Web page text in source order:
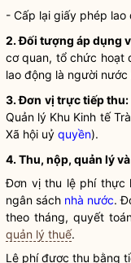
- Cấp lại giấy phép
2. Đối tượng áp dụng
cơ quan, tổ chức hoạt
lao động là người nước
3. Đơn vị trực tiếp thu:
Quản lý Khu Kinh tế
Xã hội uỷ quyền).
4. Thu, nộp, quản lý
Đơn vị thu lệ phíthực
ngân sách nhà nước.
theo tháng, quyết
quản lý thuế.
Lệ phíđược thu bằng